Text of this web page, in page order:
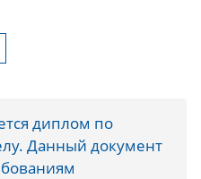
диплом по
Данный документ